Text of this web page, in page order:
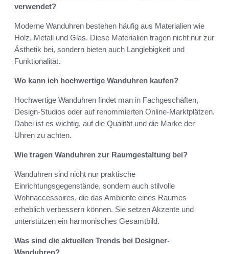
verwendet?
Moderne Wanduhren bestehen häufig aus Materialien wie
Holz, Metall und Glas. Diese Materialien tragen nicht nur zur
Ästhetik bei, sondern bieten auch Langlebigkeit und
Funktionalität.
Wo kann ich hochwertige Wanduhren kaufen?
Hochwertige Wanduhren findet man in Fachgeschäften,
Design-Studios oder auf renommierten Online-Marktplätzen.
Dabei ist es wichtig, auf die Qualität und die Marke der
Uhren zu achten.
Wie tragen Wanduhren zur Raumgestaltung bei?
Wanduhren sind nicht nur praktische
Einrichtungsgegenstände, sondern auch stilvolle
Wohnaccessoires, die das Ambiente eines Raumes
erheblich verbessern können. Sie setzen Akzente und
unterstützen ein harmonisches Gesamtbild.
Was sind die aktuellen Trends bei Designer-
Wanduhren?